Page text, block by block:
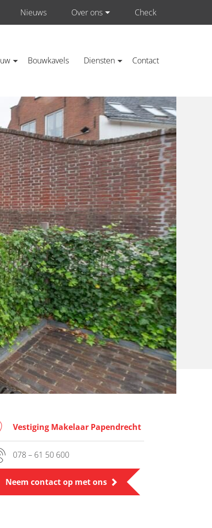
Nieuws Over ons Check
Bouwkavels Diensten Contact
Vestiging Makelaar Papendrecht
078 – 61 50 600
Neem contact op met ons